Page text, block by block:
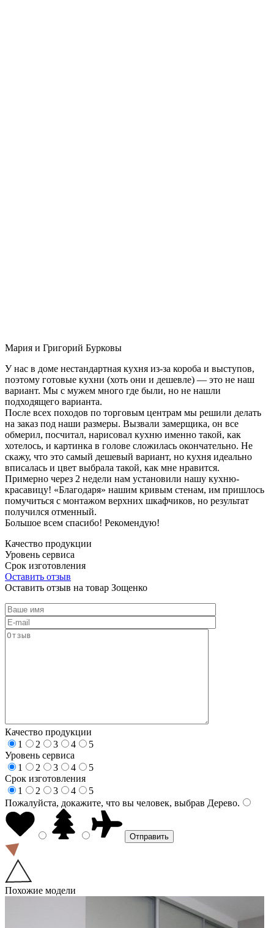
Мария и Григорий Бурковы
У нас в доме нестандартная кухня из-за короба и выступов,
поэтому готовые кухни (хоть они и дешевле) — это не наш
вариант. Мы с мужем много где были, но не нашли
подходящего варианта.
После всех походов по торговым центрам мы решили делать
на заказ под наши размеры. Вызвали замерщика, он все
обмерил, посчитал, нарисовал кухню именно такой, как
хотелось, и картинка в голове сложилась окончательно. Не
скажу, что это самый дешевый вариант, но кухня идеально
вписалась и цвет выбрала такой, как мне нравится.
Примерно через 2 недели нам установили нашу кухню-
красавицу! «Благодаря» нашим кривым стенам, им пришлось
помучиться с монтажом верхних шкафчиков, но результат
получился отменный.
Большое всем спасибо! Рекомендую!
Качество продукции
Уровень сервиса
Срок изготовления
Оставить отзыв
Оставить отзыв на товар Зощенко
Качество продукции
1
2 3 4
5
Уровень сервиса
1
2 3 4
5
Срок изготовления
1
2 3 4
5
Пожалуйста, докажите, что вы человек, выбрав Дерево.
Похожие модели